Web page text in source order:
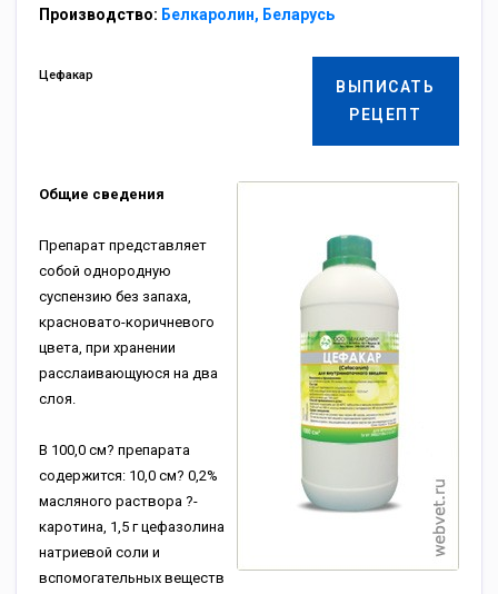
Производство: Белкаролин, Беларусь
ВЫПИСАТЬ
РЕЦЕПТ
Цефакар
Общие сведения
Препарат представляет
собой однородную
суспензию без запаха,
красновато-коричневого
цвета, при хранении
расслаивающуюся на два
слоя.
В 100,0 см? препарата
содержится: 10,0 см? 0,2%
масляного раствора ?-
каротина, 1,5 г цефазолина
натриевой соли и
вспомогательных веществ